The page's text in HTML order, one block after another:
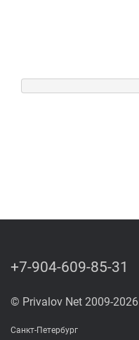
+7-904-609-85-31
© Privalov Net 2009-2026
Санкт-Петербург